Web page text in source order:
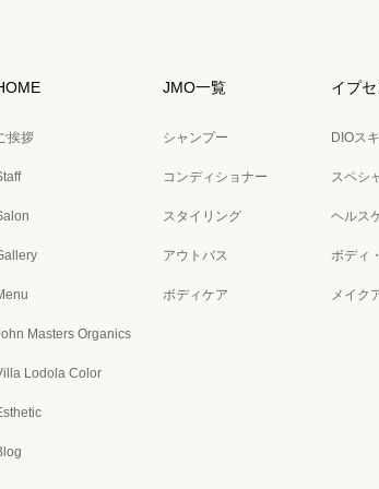
挨拶
Masters Organics
Lodola Color
JMO一覧
シャンプー
コンディショナー
スタイリング
アウトバス
ボディケア
イプ
DIOス
スペシ
ヘルス
ボディ
メイク